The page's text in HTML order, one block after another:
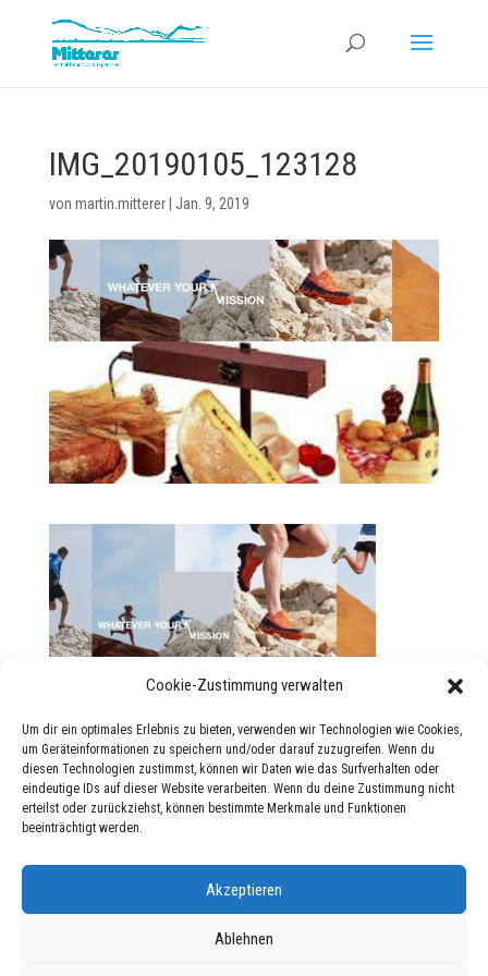
Cookie-Zustimmung verwalten
Um dir ein optimales Erlebnis zu bieten, verwenden wir Technologien wie Cookies,
um Geräteinformationen zu speichern und/oder darauf zuzugreifen. Wenn du
diesen Technologien zustimmst, können wir Daten wie das Surfverhalten oder
eindeutige IDs auf dieser Website verarbeiten. Wenn du deine Zustimmung nicht
erteilst oder zurückziehst, können bestimmte Merkmale und Funktionen
beeinträchtigt werden.
Akzeptieren
Ablehnen
IMG_20190105_123128
von martin.mitterer| Jan. 9, 2019
Cookie-Richtlinie (EU)